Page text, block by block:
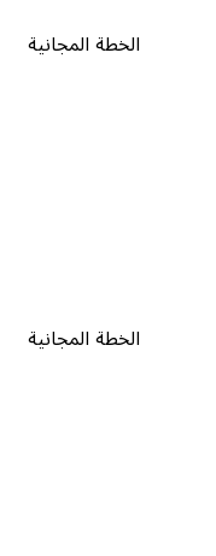
الخطة المجانية
الخطة المجانية